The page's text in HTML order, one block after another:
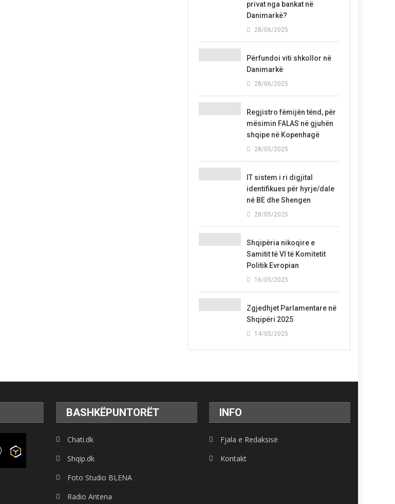
privat nga bankat në
Danimarkë?
28/06/2025
Përfundoi viti shkollor në
Danimarkë
28/06/2025
Regjistro fëmijën tënd, për
mësimin FALAS në gjuhën
shqipe në Kopenhagë
28/05/2025
IT sistem i ri digjital
identifikues për hyrje/dale
në BE dhe Shengen
28/05/2025
Shqipëria nikoqire e
Samitit të VI të Komitetit
Politik Evropian
16/05/2025
Zgjedhjet Parlamentare në
Shqipëri 2025
14/05/2025
BASHKËPUNTORËT
Chati.dk
Shqip.dk
Foto Studio BLENA
Radio Antena
INFO
Fjala e Redaksisë
Kontakt